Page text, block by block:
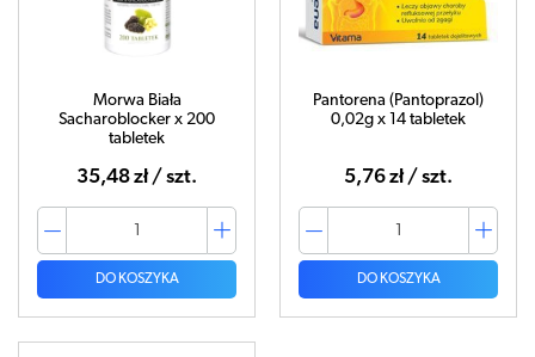
Morwa Biała
Sacharoblocker x 200
tabletek
35,48 zł / szt.
DO KOSZYKA
Pantorena (Pantoprazol)
0,02g x 14 tabletek
5,76 zł / szt.
DO KOSZYKA